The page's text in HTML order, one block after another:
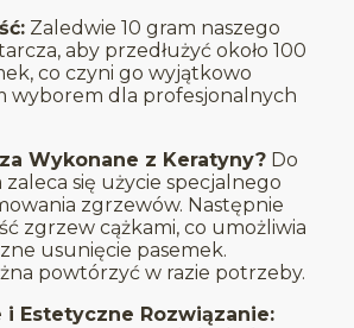
Zaledwie 10 gram naszego
aby przedłużyć około 100
co czyni go wyjątkowo
wyborem dla profesjonalnych
Wykonane z Keratyny? Do
zaleca się użycie specjalnego
zgrzewów. Następnie
zgrzew cążkami, co umożliwia
usunięcie pasemek.
powtórzyć w razie potrzeby.
i Estetyczne Rozwiązanie: